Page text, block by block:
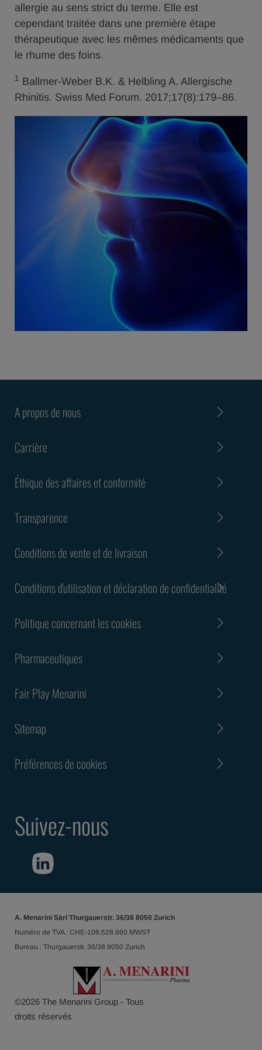
allergie au sens strict du terme. Elle est
cependant traitée dans une première étape
thérapeutique avec les mêmes médicaments que
le rhume des foins.
1 Ballmer-Weber B.K. & Helbling A. Allergische
Rhinitis. Swiss Med Forum. 2017;17(8):179–86.
A propos de nous
Carrière
Éthique des affaires et conformité
Transparence
Conditions de vente et de livraison
Conditions d'utilisation et déclaration de confidentialité
Politique concernant les cookies
Pharmaceutiques
Fair Play Menarini
Sitemap
Préférences de cookies
Suivez-nous
A. Menarini Sàrl Thurgauerstr. 36/38 8050 Zurich
Numéro de TVA : CHE-108.528.860 MWST
Bureau : Thurgauerstr. 36/38 8050 Zurich
©2026 The Menarini Group - Tous
droits réservés